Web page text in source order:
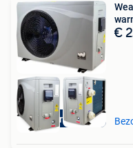
Aquariatics
€